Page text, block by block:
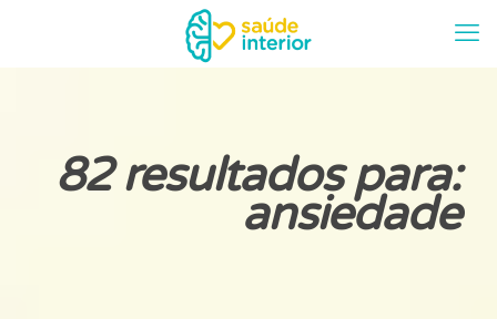
82 resultados para:
ansiedade